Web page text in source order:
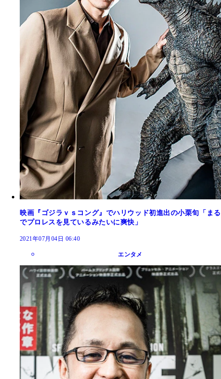
映画『ゴジラｖｓコング』でハリウッド初進出の小栗旬「まる
でプロレスを見ているみたいに爽快」
2021年07月04日 06:40
エンタメ